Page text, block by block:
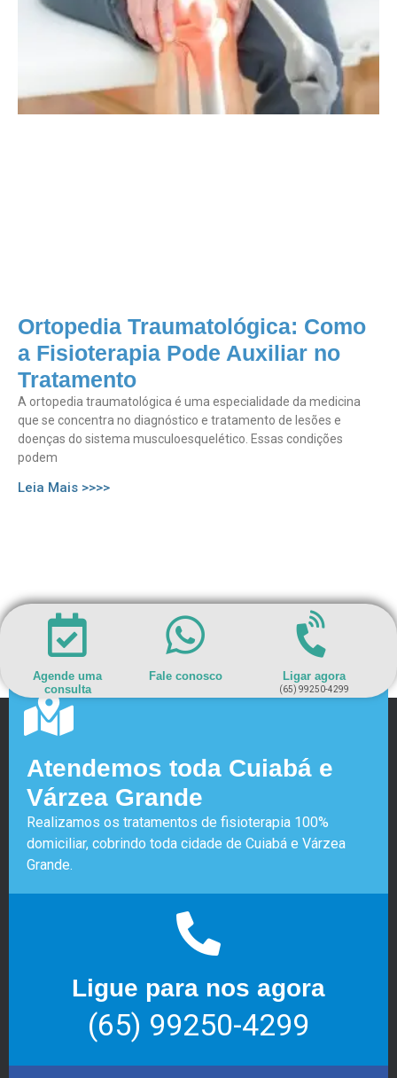
Ortopedia Traumatológica: Como
a Fisioterapia Pode Auxiliar no
Tratamento
A ortopedia traumatológica é uma especialidade da medicina
que se concentra no diagnóstico e tratamento de lesões e
doenças do sistema musculoesquelético. Essas condições
podem
Leia Mais >>>>
Agende uma
consulta
Fale conosco Ligar agora
(65) 99250-4299
Atendemos toda Cuiabá e
Várzea Grande
Realizamos os tratamentos de fisioterapia 100%
domiciliar, cobrindo toda cidade de Cuiabá e Várzea
Grande.
Ligue para nos agora
(65) 99250-4299